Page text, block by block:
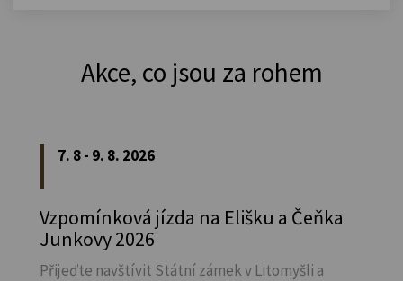
Akce, co jsou za rohem
7. 8 - 9. 8. 2026
Vzpomínková jízda na Elišku a Čeňka
Junkovy 2026
Přijeďte navštívit Státní zámek v Litomyšli a